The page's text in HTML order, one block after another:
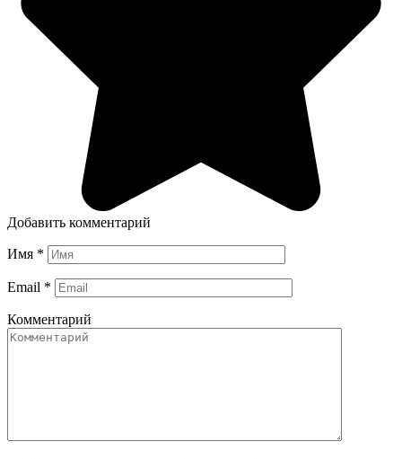
Добавить комментарий
Имя *
Email *
Комментарий